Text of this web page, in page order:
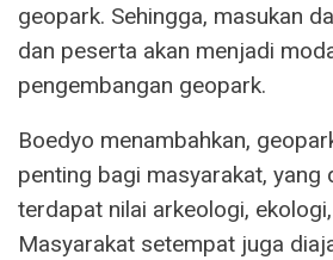
geopark. Sehingga, masukan
dan peserta akan menjadi
pengembangan geopark.
Boedyo menambahkan,
penting bagi masyarakat, yang
terdapat nilai arkeologi,
Masyarakat setempat juga